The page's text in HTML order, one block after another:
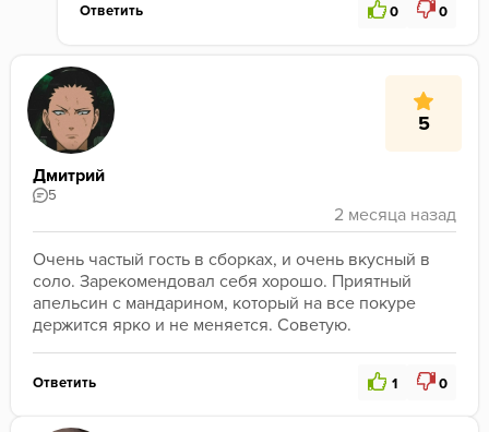
Ответить 0 0
5
Дмитрий
5
Очень частый гость в сборках, и очень вкусный в
соло. Зарекомендовал себя хорошо. Приятный
апельсин с мандарином, который на все покуре
держится ярко и не меняется. Советую.
Ответить 1 0